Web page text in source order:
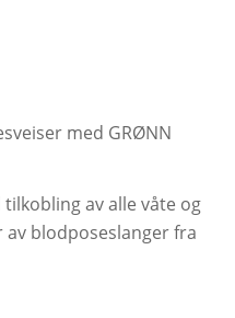
med GRØNN
av alle våte og
blodposeslanger fra